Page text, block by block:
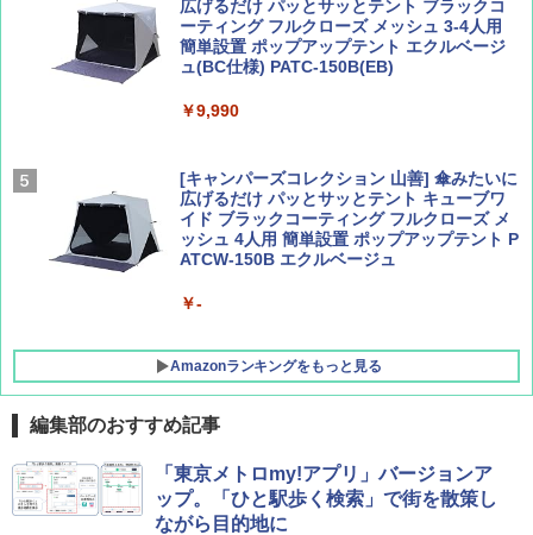
AIRLINE（エアライン）2026年9月号【特
集】ボーイング110周年を祝して！
￥1,760
新しい日本地理 地図・統計・移動から読み
解く (講談社現代新書)
￥1,540
広げるだけ パッとサッとテント ブラックコ
ーティング フルクローズ メッシュ 3-4人用
簡単設置 ポップアップテント エクルベージ
ュ(BC仕様) PATC-150B(EB)
￥9,990
[キャンパーズコレクション 山善] 傘みたいに
広げるだけ パッとサッとテント キューブワ
イド ブラックコーティング フルクローズ メ
ッシュ 4人用 簡単設置 ポップアップテント P
ATCW-150B エクルベージュ
￥-
Amazonランキングをもっと見る
熊撃退スプレー 熊よけスプレー 熊スプレー
【日本企業販売】超強力クマ対策スプレー 30
0ml（連続噴射30秒）110ml（連続噴射15
秒）射程5～10m 安全ロック搭載 携帯収納袋
編集部のおすすめ記事
「東京メトロmy!アプリ」バージョンア
ップ。「ひと駅歩く検索」で街を散策し
ながら目的地に